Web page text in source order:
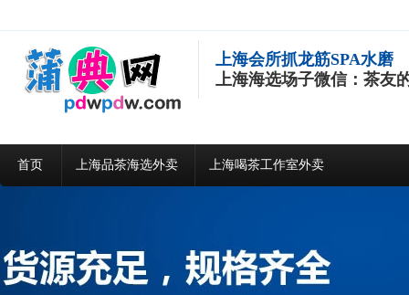
上海会所抓龙筋SPA水磨
上海海选场子微信：茶友
首页 上海品茶海选外卖 上海喝茶工作室外卖